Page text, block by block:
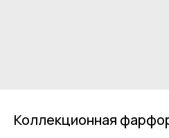
Коллекционная